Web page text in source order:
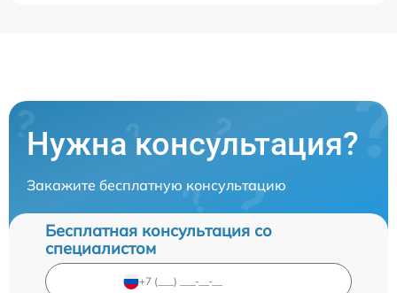
Нужна консультация?
Закажите бесплатную консультацию
Бесплатная консультация со
специалистом